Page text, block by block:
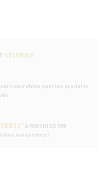
SÉCURISÉ
ouvrables pour les produits
À PARTIR DE 99€
uniquement